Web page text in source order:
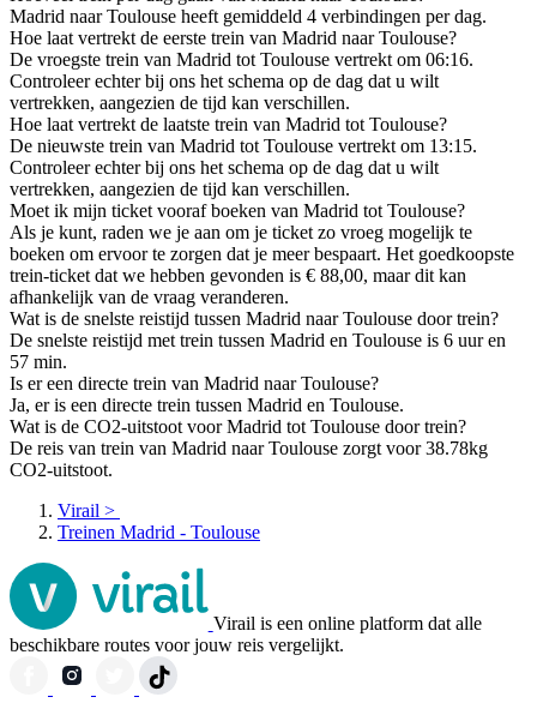
Madrid naar Toulouse heeft gemiddeld 4 verbindingen per dag.
Hoe laat vertrekt de eerste trein van Madrid naar Toulouse?
De vroegste trein van Madrid tot Toulouse vertrekt om 06:16.
Controleer echter bij ons het schema op de dag dat u wilt
vertrekken, aangezien de tijd kan verschillen.
Hoe laat vertrekt de laatste trein van Madrid tot Toulouse?
De nieuwste trein van Madrid tot Toulouse vertrekt om 13:15.
Controleer echter bij ons het schema op de dag dat u wilt
vertrekken, aangezien de tijd kan verschillen.
Moet ik mijn ticket vooraf boeken van Madrid tot Toulouse?
Als je kunt, raden we je aan om je ticket zo vroeg mogelijk te
boeken om ervoor te zorgen dat je meer bespaart. Het goedkoopste
trein-ticket dat we hebben gevonden is € 88,00, maar dit kan
afhankelijk van de vraag veranderen.
Wat is de snelste reistijd tussen Madrid naar Toulouse door trein?
De snelste reistijd met trein tussen Madrid en Toulouse is 6 uur en
57 min.
Is er een directe trein van Madrid naar Toulouse?
Ja, er is een directe trein tussen Madrid en Toulouse.
Wat is de CO2-uitstoot voor Madrid tot Toulouse door trein?
De reis van trein van Madrid naar Toulouse zorgt voor 38.78kg
CO2-uitstoot.
Virail >
Treinen Madrid - Toulouse
Virail is een online platform dat alle
beschikbare routes voor jouw reis vergelijkt.